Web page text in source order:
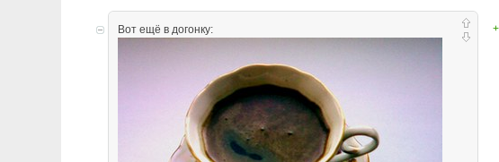
Вот ещё в догонку: